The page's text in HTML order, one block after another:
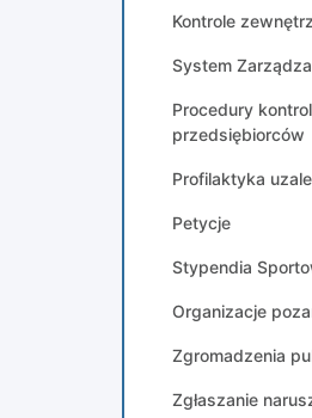
Kontrole
System
Procedury
przedsiębiorców
Profilaktyka
Petycje
Stypendia
Organizacje
Zgromadzenia
Zgłaszanie